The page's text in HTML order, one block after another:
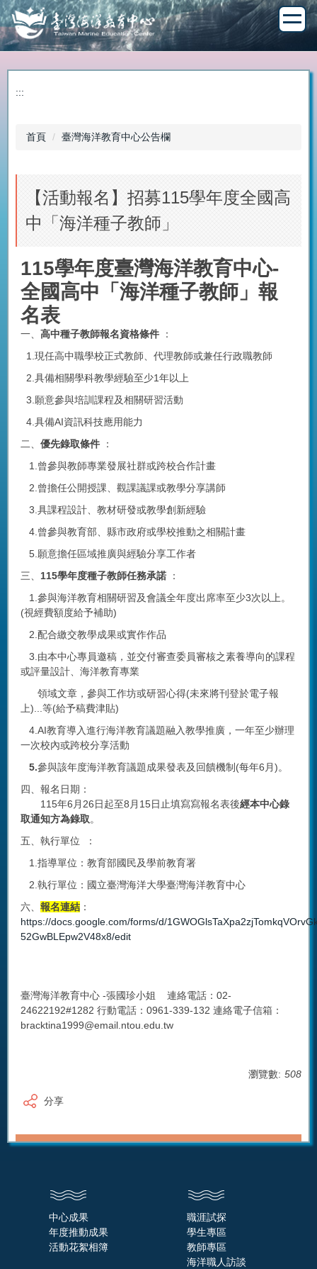
跳
到
主
要
內
:::
首頁 臺灣海洋教育中心公告欄
【活動報名】招募115學年度全國高
中「海洋種子教師」
115學年度臺灣海洋教育中心-
全國高中「海洋種子教師」報
名表
一、 高中種子教師報名資格條件 ：
1.現任高中職學校正式教師、代理教師或兼任行政職教師
2.具備相關學科教學經驗至少1年以上
3.願意參與培訓課程及相關研習活動
4.具備AI資訊科技應用能力
二、 優先錄取條件 ：
1.曾參與教師專業發展社群或跨校合作計畫
2.曾擔任公開授課、觀課議課或教學分享講師
3.具課程設計、教材研發或教學創新經驗
4.曾參與教育部、縣市政府或學校推動之相關計畫
5.願意擔任區域推廣與經驗分享工作者
三、 115學年度種子教師任務承諾 ：
1.參與海洋教育相關研習及會議全年度出席率至少3次以上。
(視經費額度給予補助)
2.配合繳交教學成果或實作作品
3.由本中心專員邀稿，並交付審查委員審核之素養導向的課程
或評量設計、海洋教育專業
領域文章，參與工作坊或研習心得(未來將刊登於電子報
上)...等(給予稿費津貼)
4.AI教育導入進行海洋教育議題融入教學推廣，一年至少辦理
一次校內或跨校分享活動
5.參與該年度海洋教育議題成果發表及回饋機制(每年6月)。
四、報名日期：
115年6月26日起至8月15日止填寫寫報名表後經本中心錄
取通知方為錄取。
五、執行單位 ：
1.指導單位：教育部國民及學前教育署
2.執行單位：國立臺灣海洋大學臺灣海洋教育中心
六、 報名連結 ：
https://docs.google.com/forms/d/
52GwBLEpw2V48x8/edit
臺灣海洋教育中心 -張國珍小姐 連絡電話：02-
24622192#1282 行動電話：0961-339-132 連絡電子信箱：
bracktina1999@email.ntou.edu.tw
瀏覽數: 508
分享
中心成果
年度推動成果
活動花絮相簿
職涯試探
學生專區
教師專區
海洋職人訪談